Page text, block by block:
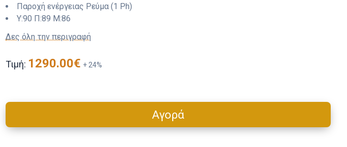
Παροχή ενέργειας Ρεύμα (1 Ph)
Y:90 Π:89 M:86
Δες όλη την περιγραφή
Τιμή: 1290.00€ +24%
Αγορά
Cart